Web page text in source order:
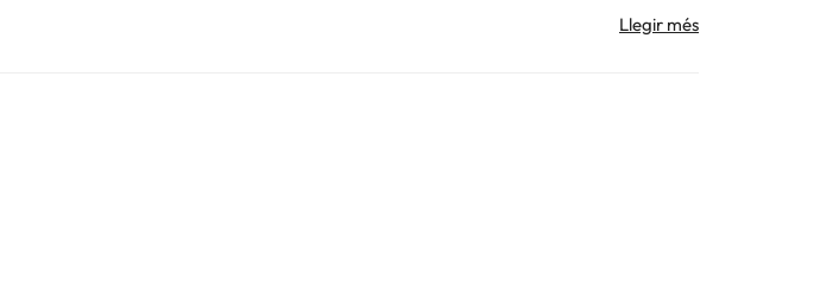
contacte amb els teus gràcies a la connexió a Internet wifi gratis. El bany privat amb
directament a l'establiment. Tota la informació d'aquesta fitxa està subjecta a canvis